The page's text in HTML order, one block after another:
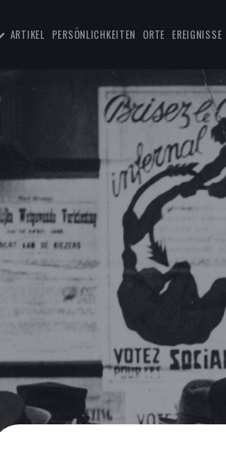
ARTIKEL PERSÖNLICHKEITEN ORTE EREIGNISSE